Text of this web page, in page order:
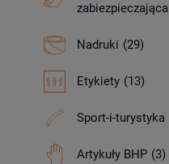
zabiezpieczająca
Nadruki (29)
Etykiety (13)
Sport-i-turystyka
Artykuły BHP (3)